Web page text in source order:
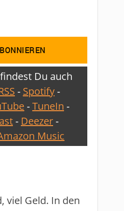
Du auch
- Spotify-
-TuneIn -
- Deezer-
Music
viel Geld. In den